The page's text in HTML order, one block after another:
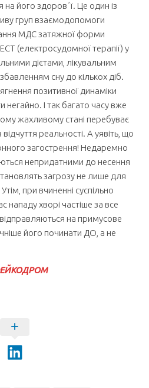
його здоровʼї. Це один із
груп взаємодопомоги
МДС затяжної форми
(електросудомної терапії) у
дієтами, лікувальним
сну до кількох діб.
позитивної динаміки
негайно. І так багато часу вже
жахливому стані перебуває
відчуття реальності. А уявіть, що
загострення! Недаремно
непридатними до несення
загрозу не лише для
при вчиненні суспільно
нападу хворі частіше за все
на примусове
його починати ДО, а не